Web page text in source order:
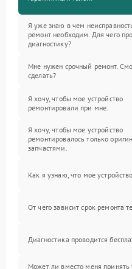
Я уже знаю в чем
ремонт необходим. Для чего
диагностику?
Мне нужен срочный ремонт.
сделать?
Я хочу, чтобы мое устройство
ремонтировали при мне.
Я хочу, чтобы мое устройство
ремонтировалось только
запчастями.
Как я узнаю, что мое
От чего зависит срок ремонта
Диагностика проводится
Может ли вместо меня принять